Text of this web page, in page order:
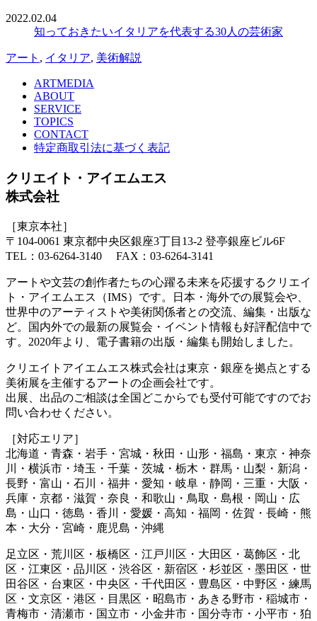
2022.02.04
知っておきたいイタリアを代表する30人の芸術家
アート , イタリア, 美術解説
ARTMEDIA
ABOUT
SERVICE
TOPICS
CONTACT
特定商取引法に基づく表記
クリエイト・アイエムエス
株式会社
［東京本社］
〒104-0061 東京都中央区銀座3丁目13-2 登亭銀座ビル6F
TEL：03-6264-3140 FAX：03-6264-3141
アートや文芸の創作者たちの心躍る未来を応援するクリエイ
ト・アイエムエス（IMS）です。日本・海外での展覧会や、
世界中のアーティストや美術関係者との交流、編集・出版な
ど。国内外での最新の展覧会・イベント情報も好評配信中で
す。2020年より、電子書籍の出版・編集も開始しました。
クリエイトアイエムエス株式会社は東京・銀座を拠点とする
美術展を主催するアートの企画会社です。
出展、出品のご相談は全国どこからでも受付可能ですのでお
問い合わせください。
［対応エリア］
北海道・青森・岩手・宮城・秋田・山形・福島・東京・神奈
川・横浜市・埼玉・千葉・茨城・栃木・群馬・山梨・新潟・
長野・富山・石川・福井・愛知・岐阜・静岡・三重・大阪・
兵庫・京都・滋賀・奈良・和歌山・鳥取・島根・岡山・広
島・山口・徳島・香川・愛媛・高知・福岡・佐賀・長崎・熊
本・大分・宮崎・鹿児島・沖縄
足立区・荒川区・板橋区・江戸川区・大田区・葛飾区・北
区・江東区・品川区・渋谷区・新宿区・杉並区・墨田区・世
田谷区・台東区・中央区・千代田区・豊島区・中野区・練馬
区・文京区・港区・目黒区・昭島市・あきる野市・稲城市・
青梅市・清瀬市・国立市・小金井市・国分寺市・小平市・狛